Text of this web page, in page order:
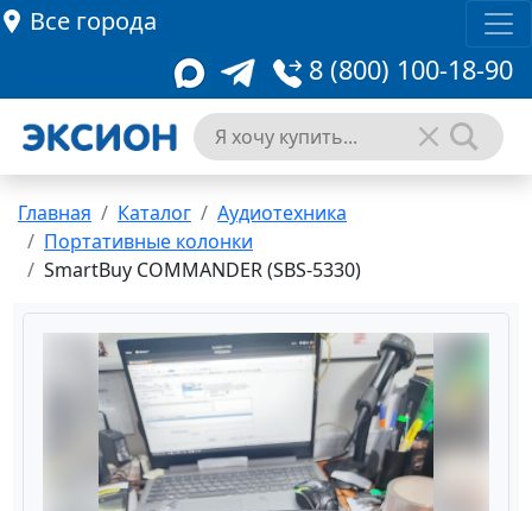
Все города
8 (800) 100-18-90
Главная Каталог
Аудиотехника
Портативные колонки
SmartBuy COMMANDER (SBS-5330)